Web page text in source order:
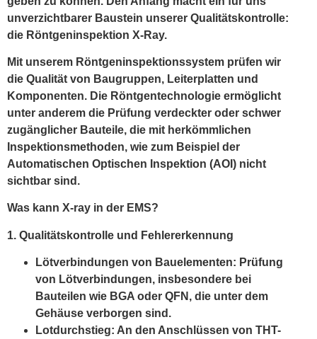
unverzichtbarer Baustein unserer Qualitätskontrolle:
die Röntgeninspektion X-Ray.
Mit unserem Röntgeninspektionssystem prüfen wir
die Qualität von Baugruppen, Leiterplatten und
Komponenten. Die Röntgentechnologie ermöglicht
unter anderem die Prüfung verdeckter oder schwer
zugänglicher Bauteile, die mit herkömmlichen
Inspektionsmethoden, wie zum Beispiel der
Automatischen Optischen Inspektion (AOI) nicht
sichtbar sind.
Was kann X-ray in der EMS?
1. Qualitätskontrolle und Fehlererkennung
Lötverbindungen von Bauelementen: Prüfung
von Lötverbindungen, insbesondere bei
Bauteilen wie BGA oder QFN, die unter dem
Gehäuse verborgen sind.
Lotdurchstieg: An den Anschlüssen von THT-